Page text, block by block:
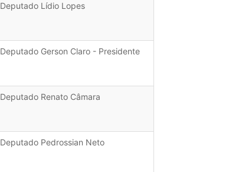
Deputado Lídio Lopes
Deputado Gerson Claro - Presidente
Deputado Renato Câmara
Deputado Pedrossian Neto